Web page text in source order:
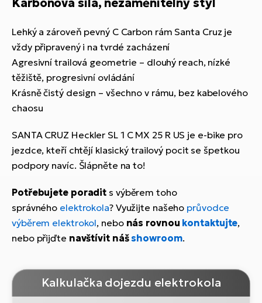
Lehký a zároveň pevný C Carbon rám Santa Cruz je
vždy připravený i na tvrdé zacházení
Agresivní trailová geometrie – dlouhý reach, nízké
těžiště, progresivní ovládání
Krásně čistý design – všechno v rámu, bez kabelového
chaosu
SANTA CRUZ Heckler SL 1 C MX 25 R US je e-bike pro
jezdce, kteří chtějí klasický trailový pocit se špetkou
podpory navíc. Šlápněte na to!
Potřebujete poradit s výběrem toho
správného elektrokola? Využijte našeho průvodce
výběrem elektrokol, nebo nás rovnou kontaktujte,
nebo přijďte navštívit nášshowroom.
Kalkulačka dojezdu elektrokola